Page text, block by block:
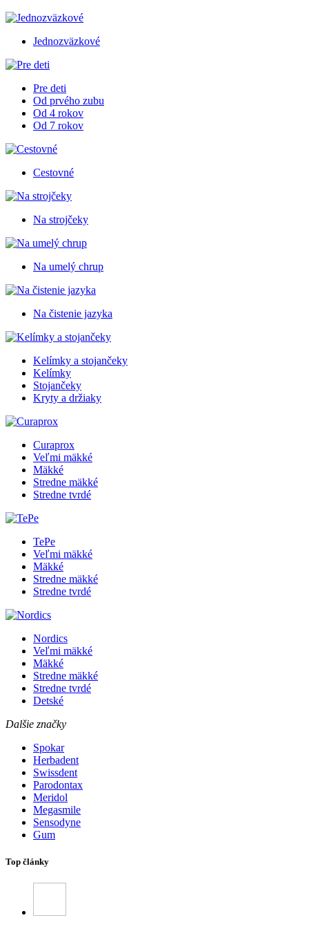
Jednozväzkové
Pre deti
Od prvého zubu
Od 4 rokov
Od 7 rokov
Cestovné
Na strojčeky
Na umelý chrup
Na čistenie jazyka
Kelímky a stojančeky
Kelímky
Stojančeky
Kryty a držiaky
Curaprox
Veľmi mäkké
Mäkké
Stredne mäkké
Stredne tvrdé
TePe
Veľmi mäkké
Mäkké
Stredne mäkké
Stredne tvrdé
Nordics
Veľmi mäkké
Mäkké
Stredne mäkké
Stredne tvrdé
Detské
Dalšie značky
Spokar
Herbadent
Swissdent
Parodontax
Meridol
Megasmile
Sensodyne
Gum
Top články